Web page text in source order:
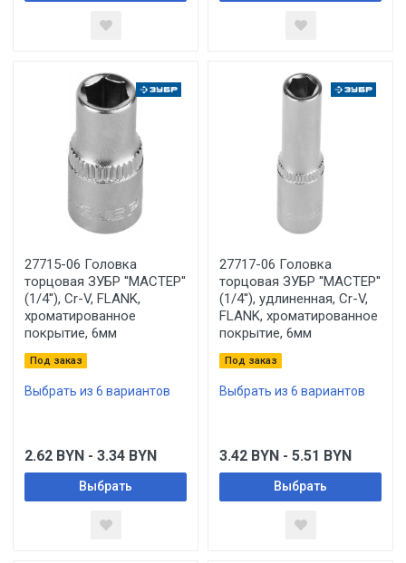
27715-06 Головка
торцовая ЗУБР ''МАСТЕР''
(1/4''), Cr-V, FLANK,
хроматированное
покрытие, 6мм
Под заказ
Выбрать из 6 вариантов
2.62 BYN - 3.34 BYN
Выбрать
27717-06 Головка
торцовая ЗУБР ''МАСТЕР''
(1/4''), удлиненная, Cr-V,
FLANK, хроматированное
покрытие, 6мм
Под заказ
Выбрать из 6 вариантов
3.42 BYN - 5.51 BYN
Выбрать